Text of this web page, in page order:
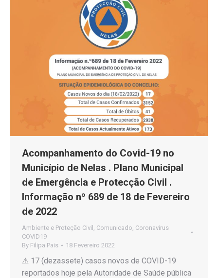
Acompanhamento do Covid-19 no
Município de Nelas . Plano Municipal
de Emergência e Protecção Civil .
Informação nº 689 de 18 de Fevereiro
de 2022
Ambiente e Proteção Civil Comunicado Coronavirus
COVID19
By Filipa Pais 18 Fevereiro 2022
⚠ 17 (dezassete) casos novos de COVID-19
reportados hoje pela Autoridade de Saúde pública